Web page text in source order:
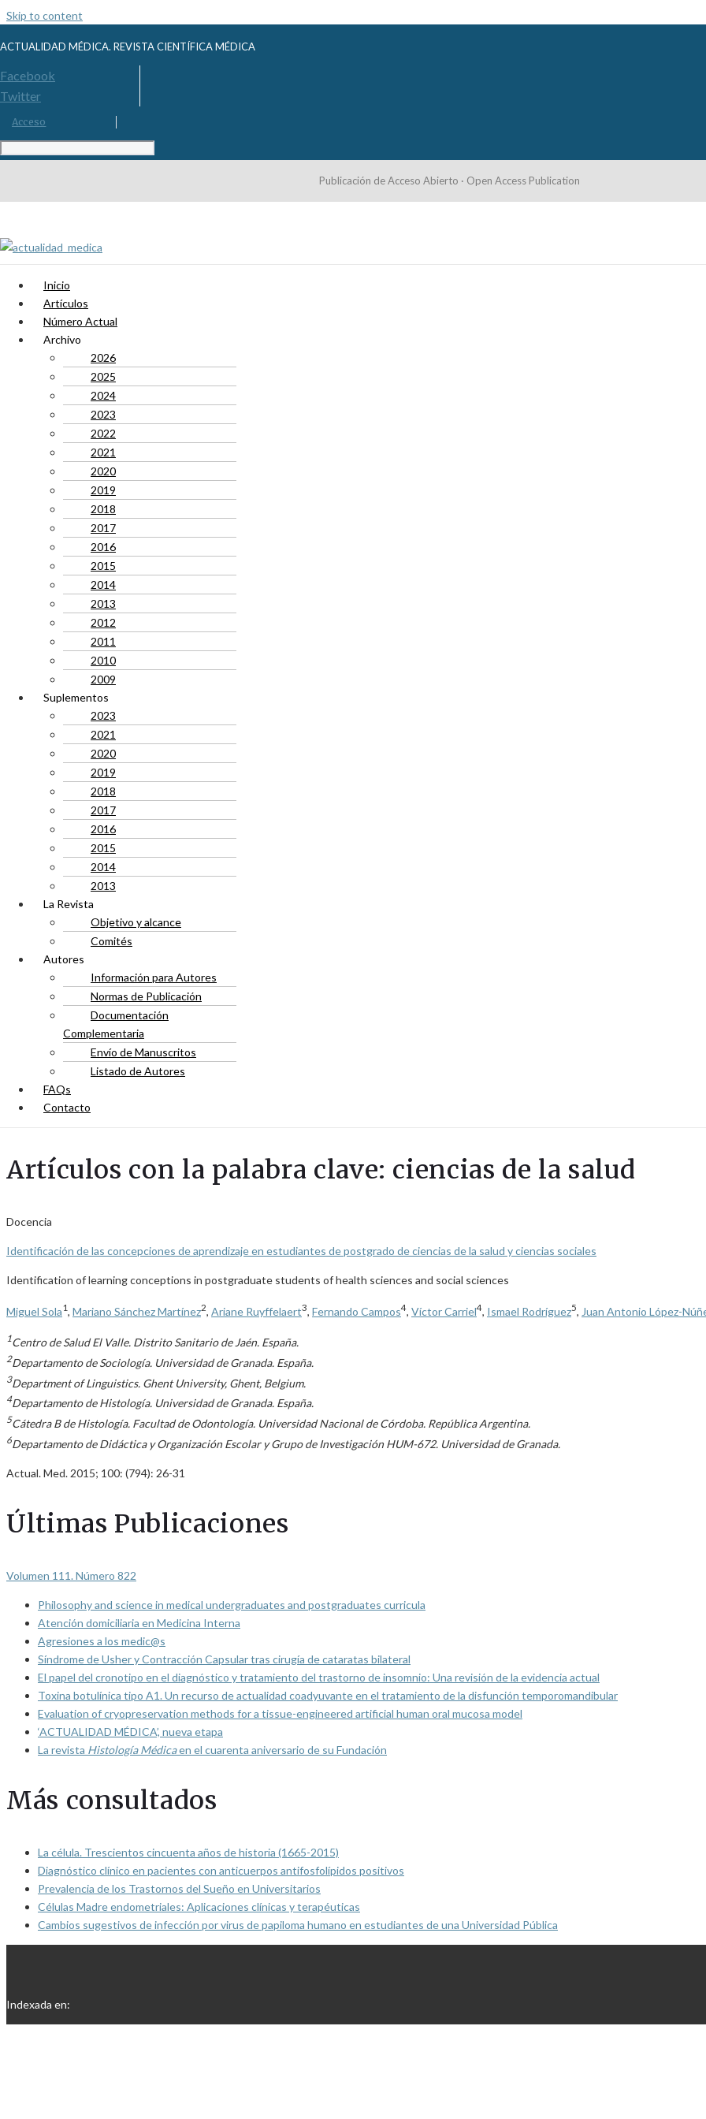
Skip to content
ACTUALIDAD MÉDICA. REVISTA CIENTÍFICA MÉDICA
Facebook
Twitter
Acceso
Publicación de Acceso Abierto · Open Access Publication
Inicio
Artículos
Número Actual
Archivo
2026
2025
2024
2023
2022
2021
2020
2019
2018
2017
2016
2015
2014
2013
2012
2011
2010
2009
Suplementos
2023
2021
2020
2019
2018
2017
2016
2015
2014
2013
La Revista
Objetivo y alcance
Comités
Autores
Información para Autores
Normas de Publicación
Documentación
Complementaria
Envío de Manuscritos
Listado de Autores
FAQs
Contacto
Artículos con la palabra clave: ciencias de la salud
Docencia
Identificación de las concepciones de aprendizaje en estudiantes de postgrado de ciencias de la salud y ciencias sociales
Identification of learning conceptions in postgraduate students of health sciences and social sciences
Miguel Sola1, Mariano Sánchez Martínez2, Ariane Ruyffelaert3, Fernando Campos4, Víctor Carriel4, Ismael Rodríguez5, Juan Antonio López-
1Centro de Salud El Valle. Distrito Sanitario de Jaén. España.
2Departamento de Sociología. Universidad de Granada. España.
3Department of Linguistics. Ghent University, Ghent, Belgium.
4Departamento de Histología. Universidad de Granada. España.
5Cátedra B de Histología. Facultad de Odontología. Universidad Nacional de Córdoba. República Argentina.
6Departamento de Didáctica y Organización Escolar y Grupo de Investigación HUM-672. Universidad de Granada.
Actual. Med. 2015; 100: (794): 26-31
Últimas Publicaciones
Volumen 111. Número 822
Philosophy and science in medical undergraduates and postgraduates curricula
Atención domiciliaria en Medicina Interna
Agresiones a los medic@s
Síndrome de Usher y Contracción Capsular tras cirugía de cataratas bilateral
El papel del cronotipo en el diagnóstico y tratamiento del trastorno de insomnio: Una revisión de la evidencia actual
Toxina botulínica tipo A1. Un recurso de actualidad coadyuvante en el tratamiento de la disfunción temporomandibular
Evaluation of cryopreservation methods for a tissue-engineered artificial human oral mucosa model
‘ACTUALIDAD MÉDICA’, nueva etapa
La revista Histología Médicaen el cuarenta aniversario de su Fundación
Más consultados
La célula. Trescientos cincuenta años de historia (1665-2015)
Diagnóstico clínico en pacientes con anticuerpos antifosfolípidos positivos
Prevalencia de los Trastornos del Sueño en Universitarios
Células Madre endometriales: Aplicaciones clínicas y terapéuticas
Cambios sugestivos de infección por virus de papiloma humano en estudiantes de una Universidad Pública
Indexada en: